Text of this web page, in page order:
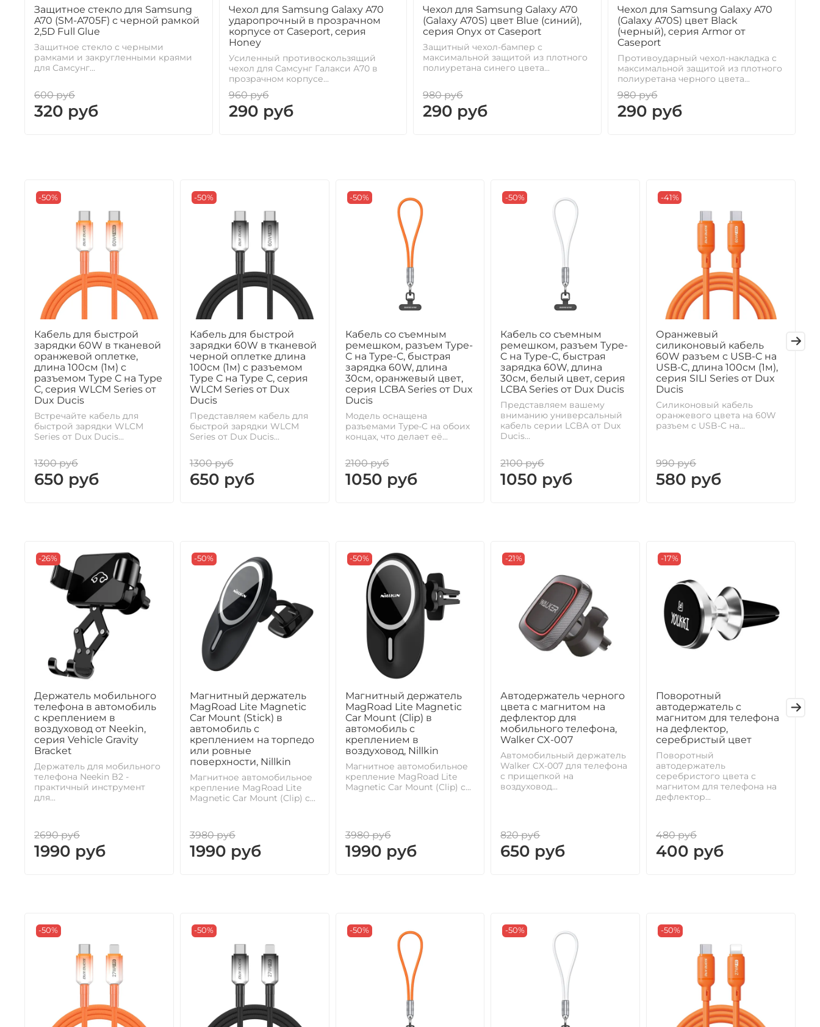
Защитное стекло для Samsung
A70 (SM-A705F) с черной рамкой
2,5D Full Glue
Защитное стекло с черными
рамками и закругленными краями
для Самсунг...
600 руб
320 руб
Чехол для Samsung Galaxy A70
ударопрочный в прозрачном
корпусе от Caseport, серия
Honey
Усиленный противоскользящий
чехол для Самсунг Галакси А70 в
прозрачном корпусе...
960 руб
290 руб
Чехол для Samsung Galaxy A70
(Galaxy A70S) цвет Blue (синий),
серия Onyx от Caseport
Защитный чехол-бампер с
максимальной защитой из плотного
полиуретана синего цвета...
980 руб
290 руб
Чехол для Samsung Galaxy A70
(Galaxy A70S) цвет Black
(черный), серия Armor от
Caseport
Противоударный чехол-накладка с
максимальной защитой из плотного
полиуретана черного цвета...
980 руб
290 руб
-50%
Кабель для быстрой
зарядки 60W в тканевой
оранжевой оплетке,
длина 100см (1м) с
разъемом Type C на Type
C, серия WLCM Series от
Dux Ducis
Встречайте кабель для
быстрой зарядки WLCM
Series от Dux Ducis...
1300 руб
650 руб
-50%
Кабель для быстрой
зарядки 60W в тканевой
черной оплетке длина
100см (1м) с разъемом
Type C на Type C, серия
WLCM Series от Dux
Ducis
Представляем кабель для
быстрой зарядки WLCM
Series от Dux Ducis...
1300 руб
650 руб
-50%
Кабель со съемным
ремешком, разъем Type-
C на Type-C, быстрая
зарядка 60W, длина
30см, оранжевый цвет,
серия LCBA Series от Dux
Ducis
Модель оснащена
разъемами Type-C на обоих
концах, что делает её...
2100 руб
1050 руб
-50%
Кабель со съемным
ремешком, разъем Type-
C на Type-C, быстрая
зарядка 60W, длина
30см, белый цвет, серия
LCBA Series от Dux Ducis
Представляем вашему
вниманию универсальный
кабель серии LCBA от Dux
Ducis...
2100 руб
1050 руб
-41%
Оранжевый
силиконовый кабель
60W разъем с USB-C на
USB-C, длина 100см (1м),
серия SILI Series от Dux
Ducis
Силиконовый кабель
оранжевого цвета на 60W
разъем с USB-C на...
990 руб
580 руб
-26%
Держатель мобильного
телефона в автомобиль
с креплением в
воздуховод от Neekin,
серия Vehicle Gravity
Bracket
Держатель для мобильного
телефона Neekin B2 -
практичный инструмент
для...
2690 руб
1990 руб
-50%
Магнитный держатель
MagRoad Lite Magnetic
Car Mount (Stick) в
автомобиль с
креплением на торпедо
или ровные
поверхности, Nillkin
Магнитное автомобильное
крепление MagRoad Lite
Magnetic Car Mount (Clip) с...
3980 руб
1990 руб
-50%
Магнитный держатель
MagRoad Lite Magnetic
Car Mount (Clip) в
автомобиль с
креплением в
воздуховод, Nillkin
Магнитное автомобильное
крепление MagRoad Lite
Magnetic Car Mount (Clip) с...
3980 руб
1990 руб
-21%
Автодержатель черного
цвета с магнитом на
дефлектор для
мобильного телефона,
Walker CX-007
Автомобильный держатель
Walker CX-007 для телефона
с прищепкой на
воздуховод...
820 руб
650 руб
-17%
Поворотный
автодержатель с
магнитом для телефона
на дефлектор,
серебристый цвет
Поворотный
автодержатель
серебристого цвета с
магнитом для телефона на
дефлектор...
480 руб
400 руб
-50% -50% -50% -50% -50%